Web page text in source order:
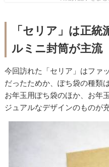
「セリア」は正
ルミニ封筒が主流
今回訪れた「セリア」はファ
だったためか、ぽち袋の種類
お年玉用ぽち袋のほか、お年
ジュアルなデザインのものが